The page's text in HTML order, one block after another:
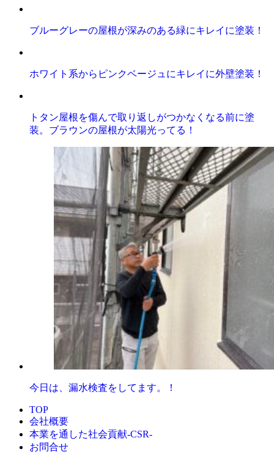
ブルーグレーの屋根が深みのある緑にキレイに塗装！
ホワイト系からピンクベージュにキレイに外壁塗装！
トタン屋根を傷んで取り返しがつかなくなる前に塗
装。ブラウンの屋根が太陽光ってる！
今日は、漏水検査をしてます。！
TOP
会社概要
本業を通した社会貢献-CSR-
お問合せ